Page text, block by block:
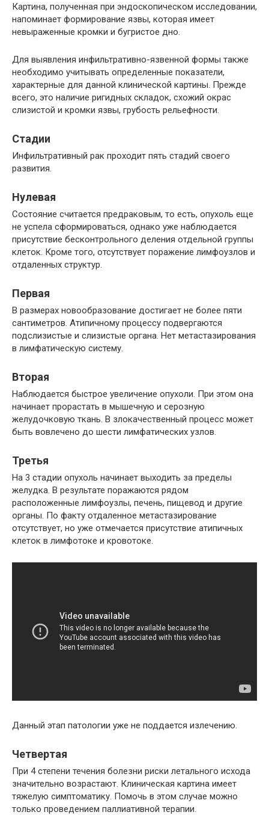
Картина, полученная при эндоскопическом исследовании,
напоминает формирование язвы, которая имеет
невыраженные кромки и бугристое дно.
Для выявления инфильтративно-язвенной формы также
необходимо учитывать определенные показатели,
характерные для данной клинической картины. Прежде
всего, это наличие ригидных складок, схожий окрас
слизистой и кромки язвы, грубость рельефности.
Стадии
Инфильтративный рак проходит пять стадий своего
развития.
Нулевая
Состояние считается предраковым, то есть, опухоль еще
не успела сформироваться, однако уже наблюдается
присутствие бесконтрольного деления отдельной группы
клеток. Кроме того, отсутствует поражение лимфоузлов и
отдаленных структур.
Первая
В размерах новообразование достигает не более пяти
сантиметров. Атипичному процессу подвергаются
подслизистые и слизистые органа. Нет метастазирования
в лимфатическую систему.
Вторая
Наблюдается быстрое увеличение опухоли. При этом она
начинает прорастать в мышечную и серозную
желудочковую ткань. В злокачественный процесс может
быть вовлечено до шести лимфатических узлов.
Третья
На 3 стадии опухоль начинает выходить за пределы
желудка. В результате поражаются рядом
расположенные лимфоузлы, печень, пищевод и другие
органы. По факту отдаленное метастазирование
отсутствует, но уже отмечается присутствие атипичных
клеток в лимфотоке и кровотоке.
Данный этап патологии уже не поддается излечению.
Четвертая
При 4 степени течения болезни риски летального исхода
значительно возрастают. Клиническая картина имеет
тяжелую симптоматику. Помочь в этом случае можно
только проведением паллиативной терапии.